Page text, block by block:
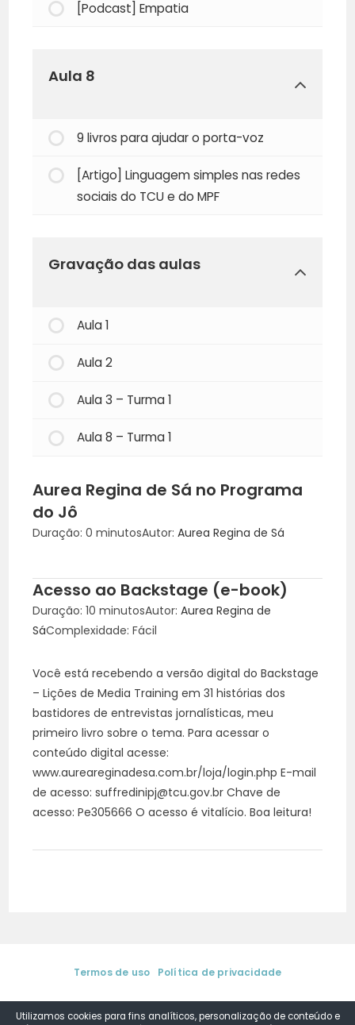
[Podcast] Empatia
Aula 8
9 livros para ajudar o porta-voz
[Artigo] Linguagem simples nas redes
sociais do TCU e do MPF
Gravação das aulas
Aula 1
Aula 2
Aula 3 – Turma 1
Aula 8 – Turma 1
Aurea Regina de Sá no Programa
do Jô
Duração: 0 minutosAutor:Aurea Regina de Sá
Acesso ao Backstage (e-book)
Duração: 10 minutosAutor:Aurea Regina de
SáComplexidade: Fácil
Você está recebendo a versão digital do Backstage
– Lições de Media Training em 31 histórias dos
bastidores de entrevistas jornalísticas, meu
primeiro livro sobre o tema. Para acessar o
conteúdo digital acesse:
www.aureareginadesa.com.br/loja/login.php E-mail
de acesso: suffredinipj@tcu.gov.br Chave de
acesso: Pe305666 O acesso é vitalício. Boa leitura!
Termos de uso
Política de privacidade
Comunicação. Todos os direitos reservados.
byDSConsult
Utilizamos cookies para fins analíticos, personalização de conteúdo e